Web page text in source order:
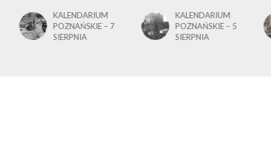
KALENDARIUM
POZNAŃSKIE – 7
SIERPNIA
KALENDARIUM
POZNAŃSKIE – 5
SIERPNIA